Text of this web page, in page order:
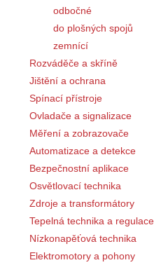
odbočné
do plošných spojů
zemnící
Rozváděče a skříně
Jištění a ochrana
Spínací přístroje
Ovladače a signalizace
Měření a zobrazovače
Automatizace a detekce
Bezpečnostní aplikace
Osvětlovací technika
Zdroje a transformátory
Tepelná technika a regulace
Nízkonapěťová technika
Elektromotory a pohony